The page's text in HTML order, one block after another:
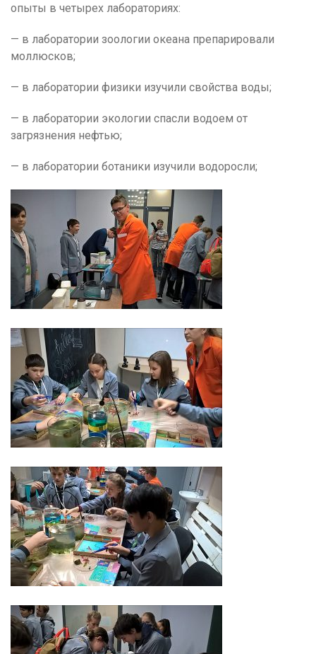
опыты в четырех лабораториях:
— в лаборатории зоологии океана препарировали
моллюсков;
— в лаборатории физики изучили свойства воды;
— в лаборатории экологии спасли водоем от
загрязнения нефтью;
— в лаборатории ботаники изучили водоросли;